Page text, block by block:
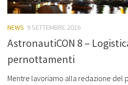
NEWS 9 SETTEMBRE 2016
AstronautiCON 8 –
pernottamenti
Mentre lavoriamo alla redazione del